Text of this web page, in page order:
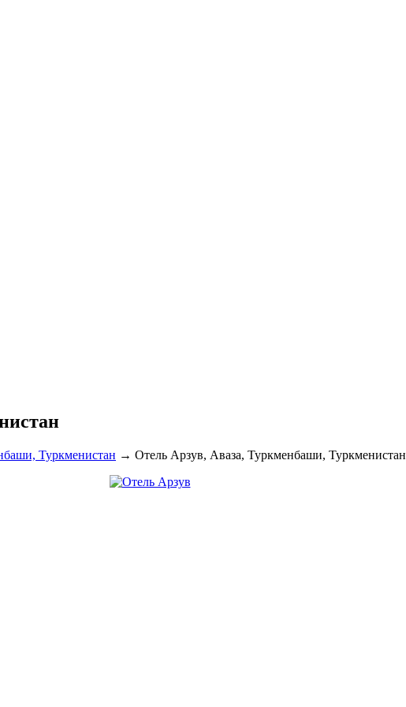
Туркменистан → Отель Арзув, Аваза, Туркменбаши, Туркменистан